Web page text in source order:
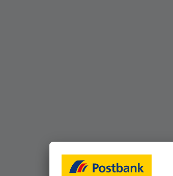
fiehlt sich ein Blick auf die
neh­men oder Ver­ei­ne, die ihren
bie­ten wol­len, müs­sen na­tür­lich